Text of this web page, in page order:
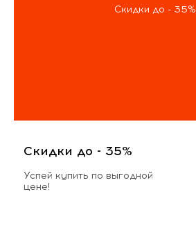
Скидки до - 35%
Скидки до - 35%
Успей купить по выгодной
цене!